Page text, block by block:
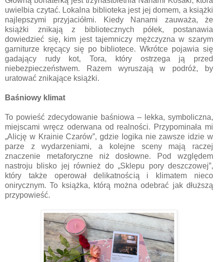
uwielbia czytać. Lokalna biblioteka jest jej domem, a książki
najlepszymi przyjaciółmi. Kiedy Nanami zauważa, że
książki znikają z bibliotecznych półek, postanawia
dowiedzieć się, kim jest tajemniczy mężczyzna w szarym
garniturze kręcący się po bibliotece. Wkrótce pojawia się
gadający rudy kot, Tora, który ostrzega ją przed
niebezpieczeństwem. Razem wyruszają w podróż, by
uratować znikające książki.
Baśniowy klimat
To powieść zdecydowanie baśniowa – lekka, symboliczna,
miejscami wręcz oderwana od realności. Przypominała mi
„Alicję w Krainie Czarów”, gdzie logika nie zawsze idzie w
parze z wydarzeniami, a kolejne sceny mają raczej
znaczenie metaforyczne niż dosłowne. Pod względem
nastroju blisko jej również do „Sklepu pory deszczowej”,
który także operował delikatnością i klimatem nieco
onirycznym. To książka, którą można odebrać jak dłuższą
przypowieść.